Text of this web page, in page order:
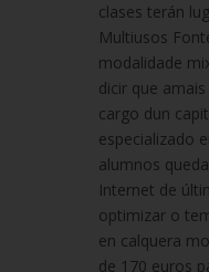
clases terán
Multiusos
modalidade
dicir que
cargo dun
especializado
alumnos
Internet de
optimizar o
en calquera
de 170 euros